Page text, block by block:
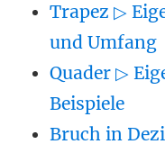
Trapez ▷
und Umfang
Quader ▷
Beispiele
Bruch in